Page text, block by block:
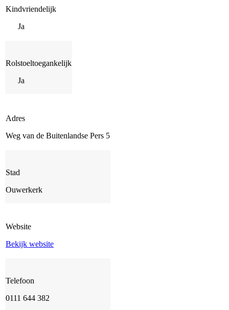
Kindvriendelijk
Ja
Rolstoeltoegankelijk
Ja
Adres
Weg van de Buitenlandse Pers 5
Stad
Ouwerkerk
Website
Bekijk website
Telefoon
0111 644 382